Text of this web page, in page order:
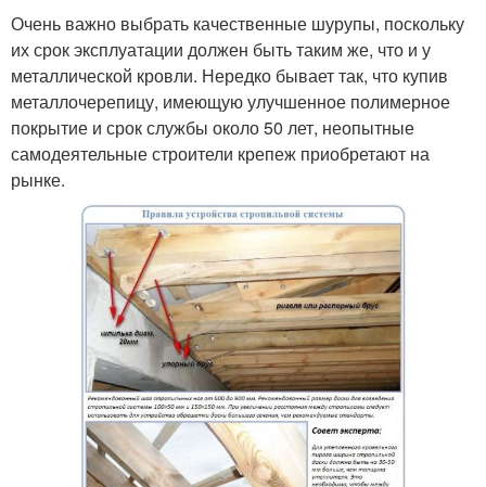
Очень важно выбрать качественные шурупы, поскольку
их срок эксплуатации должен быть таким же, что и у
металлической кровли. Нередко бывает так, что купив
металлочерепицу, имеющую улучшенное полимерное
покрытие и срок службы около 50 лет, неопытные
самодеятельные строители крепеж приобретают на
рынке.